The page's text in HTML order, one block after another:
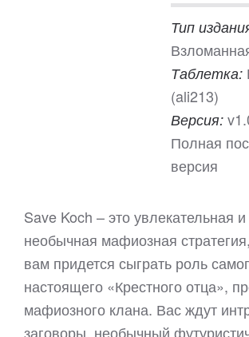
Тип
Таблетка:
(ali213)
Версия:
Полная
версия
Save Koch – это увлекательная
необычная мафиозная
вам придется сыграть роль
настоящего «Крестного отца»,
мафиозного клана. Вас ждут
заговоры, необычный